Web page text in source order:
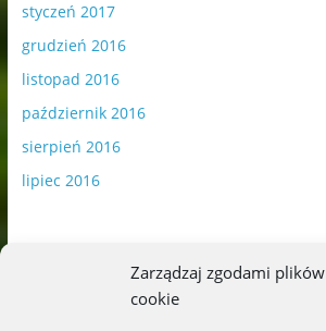
Zarządzaj zgodami plików
cookie
styczeń 2017
grudzień 2016
listopad 2016
październik 2016
sierpień 2016
lipiec 2016